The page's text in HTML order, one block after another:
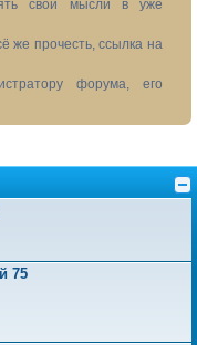
свои мысли в уже
же прочесть, ссылка на
форума, его
75